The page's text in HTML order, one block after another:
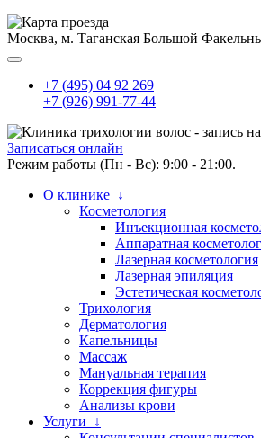
Москва, м. Таганская Большой
+7 (495) 04 92 269
+7 (926) 991-77-44
Записаться онлайн
Режим работы (Пн - Вс): 9:00 - 21:00.
О клинике ↓
Косметология
Инъекционная
Аппаратная
Лазерная косметология
Лазерная эпиляция
Эстетическая
Трихология
Дерматология
Капельницы
Массаж
Мануальная терапия
Коррекция фигуры
Анализы крови
Услуги ↓